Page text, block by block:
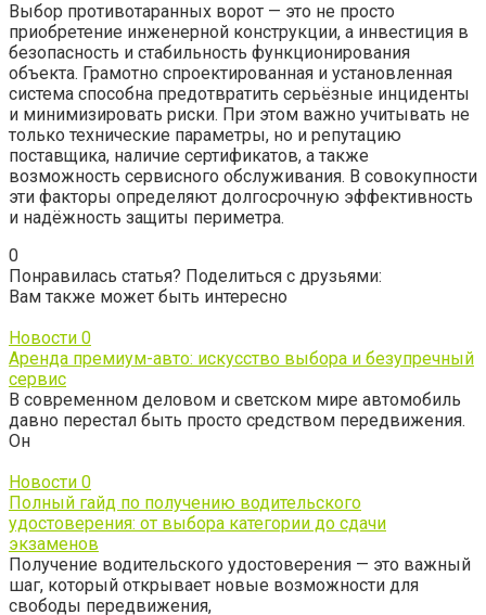
Выбор противотаранных ворот — это не просто
приобретение инженерной конструкции, а инвестиция в
безопасность и стабильность функционирования
объекта. Грамотно спроектированная и установленная
система способна предотвратить серьёзные инциденты
и минимизировать риски. При этом важно учитывать не
только технические параметры, но и репутацию
поставщика, наличие сертификатов, а также
возможность сервисного обслуживания. В совокупности
эти факторы определяют долгосрочную эффективность
и надёжность защиты периметра.
0
Понравилась статья? Поделиться с друзьями:
Вам также может быть интересно
Новости 0
Аренда премиум-авто: искусство выбора и безупречный
сервис
В современном деловом и светском мире автомобиль
давно перестал быть просто средством передвижения.
Он
Новости 0
Полный гайд по получению водительского
удостоверения: от выбора категории до сдачи
экзаменов
Получение водительского удостоверения — это важный
шаг, который открывает новые возможности для
свободы передвижения,